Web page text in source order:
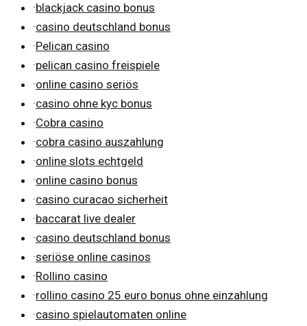
·blackjack casino bonus
·casino deutschland bonus
·Pelican casino
·pelican casino freispiele
·online casino seriös
·casino ohne kyc bonus
·Cobra casino
·cobra casino auszahlung
·online slots echtgeld
·online casino bonus
·casino curacao sicherheit
·baccarat live dealer
·casino deutschland bonus
·seriöse online casinos
·Rollino casino
·rollino casino 25 euro bonus ohne einzahlung
·casino spielautomaten online